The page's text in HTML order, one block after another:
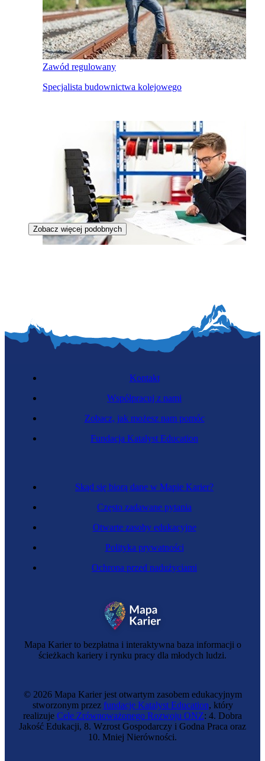
Zawód regulowany
Specjalista budownictwa kolejowego
Kierownik budowy
Zawód przyszłości
Inspektor bezpieczeństwa inteligentnej budowy
Zobacz więcej podobnych
Mapa Karier to bezpłatna i interaktywna baza informacji o
ścieżkach kariery i rynku pracy dla młodych ludzi.
Skąd się biorą dane w Mapie Karier?
Często zadawane pytania
Otwarte zasoby edukacyjne
Polityka prywatności
Ochrona przed nadużyciami
Kontakt
Współpracuj z nami
Zobacz, jak możesz nam pomóc
Fundacja Katalyst Education
© 2026 Mapa Karier jest otwartym zasobem edukacyjnym
stworzonym przez fundację Katalyst Education, który
realizuje Cele Zrównoważonego Rozwoju ONZ: 4. Dobra
Jakość Edukacji, 8. Wzrost Gospodarczy i Godna Praca oraz
10. Mniej Nierówności.